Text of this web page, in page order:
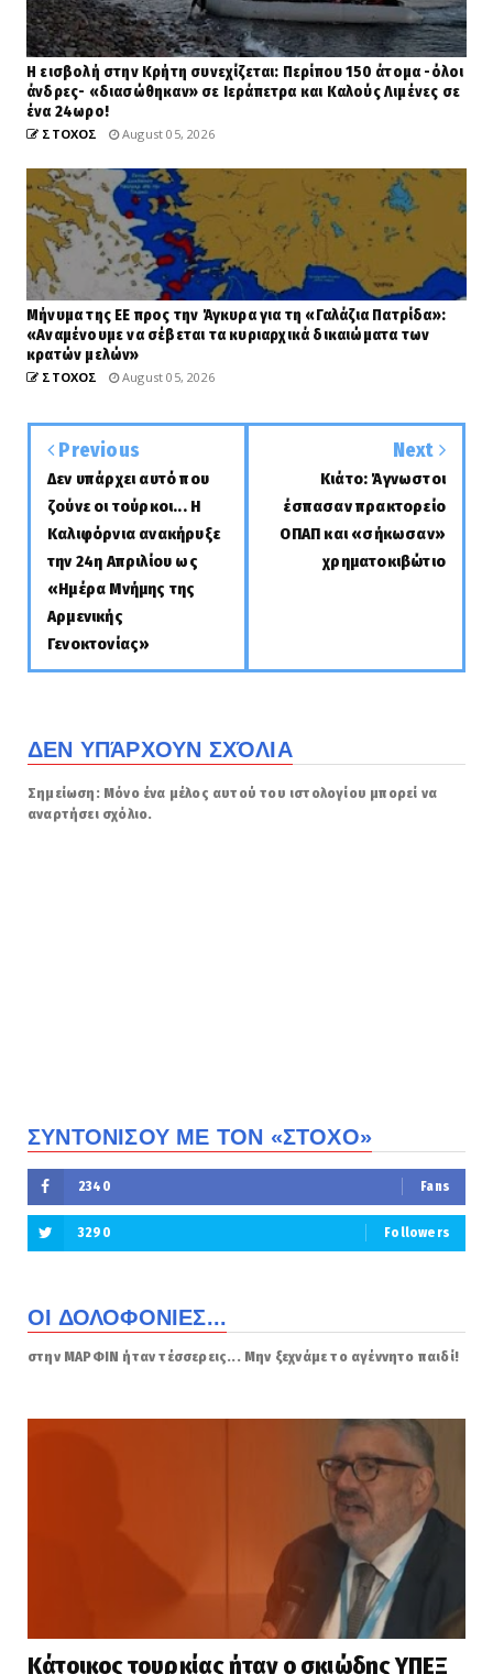
Η εισβολή στην Κρήτη συνεχίζεται: Περίπου 150 άτομα -όλοι
άνδρες- «διασώθηκαν» σε Ιεράπετρα και Καλούς Λιμένες σε
ένα 24ωρο!
ΣΤΟΧΟΣ August 05, 2026
Μήνυμα της ΕΕ προς την Άγκυρα για τη «Γαλάζια Πατρίδα»:
«Αναμένουμε να σέβεται τα κυριαρχικά δικαιώματα των
κρατών μελών»
ΣΤΟΧΟΣ August 05, 2026
Previous
Δεν υπάρχει αυτό που
ζούνε οι τούρκοι... Η
Καλιφόρνια ανακήρυξε
την 24η Απριλίου ως
«Ημέρα Μνήμης της
Αρμενικής
Γενοκτονίας»
Next
Κιάτο: Άγνωστοι
έσπασαν πρακτορείο
ΟΠΑΠ και «σήκωσαν»
χρηματοκιβώτιο
ΔΕΝ ΥΠΆΡΧΟΥΝ ΣΧΌΛΙΑ
Σημείωση: Μόνο ένα μέλος αυτού του ιστολογίου μπορεί να
αναρτήσει σχόλιο.
ΣΥΝΤΟΝΙΣΟΥ ΜΕ ΤΟΝ «ΣΤΟΧΟ»
2340 Fans
3290 Followers
ΟΙ ΔΟΛΟΦΟΝΙΕΣ...
στην ΜΑΡΦΙΝ ήταν τέσσερεις... Μην ξεχνάμε το αγέννητο παιδί!
Κάτοικος τουρκίας ήταν ο σκιώδης ΥΠΕΞ